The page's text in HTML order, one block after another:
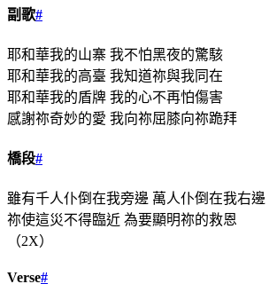
副歌#
耶和華我的山寨 我不怕黑夜的驚駭
耶和華我的高臺 我知道祢與我同在
耶和華我的盾牌 我的心不再怕傷害
感謝祢奇妙的愛 我向祢屈膝向祢跪拜
橋段#
雖有千人仆倒在我旁邊 萬人仆倒在我右邊
祢使這災不得臨近 為要顯明祢的救恩
（2X）
Verse#